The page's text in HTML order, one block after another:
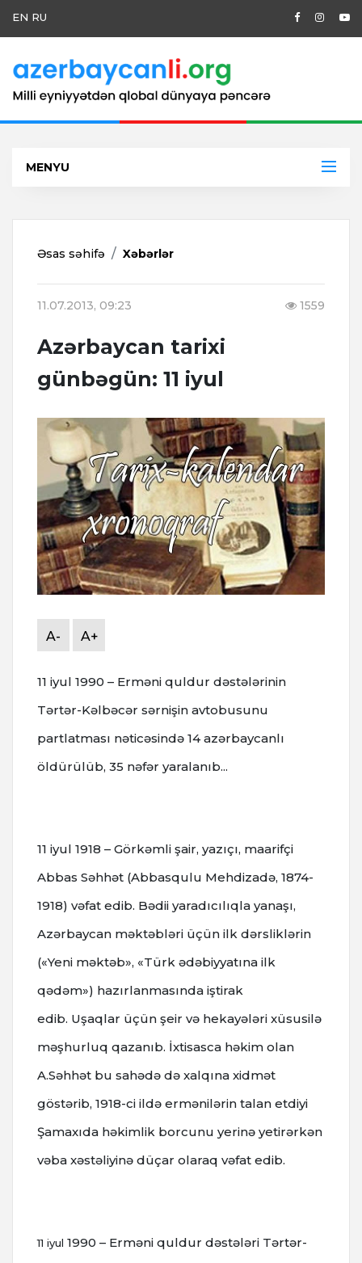
EN RU
MENYU
Əsas səhifə Xəbərlər
11.07.2013, 09:23 1559
Azərbaycan tarixi
günbəgün: 11 iyul
A- A+
11 iyul 1990 – Erməni quldur dəstələrinin
Tərtər-Kəlbəcər sərnişin avtobusunu
partlatması nəticəsində 14 azərbaycanlı
öldürülüb, 35 nəfər yaralanıb...
11 iyul 1918 – Görkəmli şair, yazıçı, maarifçi
Abbas Səhhət (Abbasqulu Mehdizadə, 1874-
1918) vəfat edib. Bədii yaradıcılıqla yanaşı,
Azərbaycan məktəbləri üçün ilk dərsliklərin
(«Yeni məktəb», «Türk ədəbiyyatına ilk
qədəm») hazırlanmasında iştirak
edib. Uşaqlar üçün şeir və hekayələri xüsusilə
məşhurluq qazanıb. İxtisasca həkim olan
A.Səhhət bu sahədə də xalqına xidmət
göstərib, 1918-ci ildə ermənilərin talan etdiyi
Şamaxıda həkimlik borcunu yerinə yetirərkən
vəba xəstəliyinə düçar olaraq vəfat edib.
11 iyul 1990 – Erməni quldur dəstələri Tərtər-